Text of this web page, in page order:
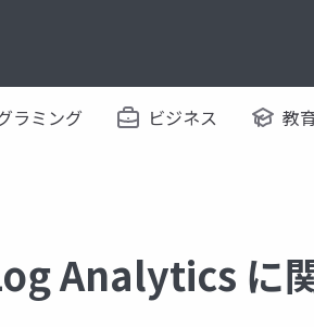
ラミング ビジネス 教
Analytics に